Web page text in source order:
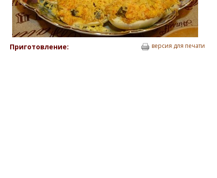
Приготовление: версия для печати